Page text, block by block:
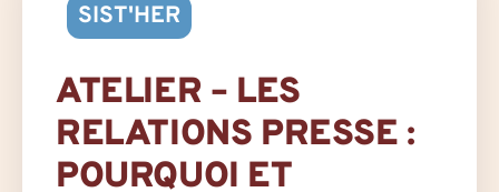
SIST'HER
ATELIER – LES
RELATIONS PRESSE :
POURQUOI ET